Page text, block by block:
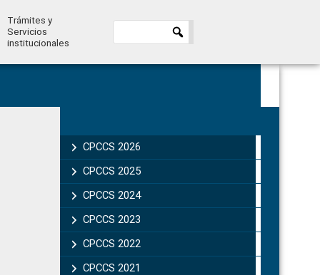
Trámites y
Servicios
institucionales
Sidebar
CPCCS 2026
CPCCS 2025
CPCCS 2024
CPCCS 2023
CPCCS 2022
CPCCS 2021